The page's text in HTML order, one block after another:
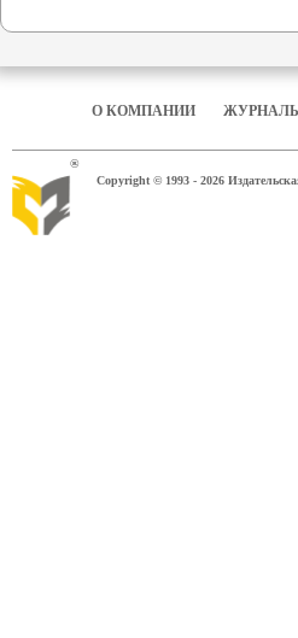
О КОМПАНИИ
®
Copyright © 1993 - 2026